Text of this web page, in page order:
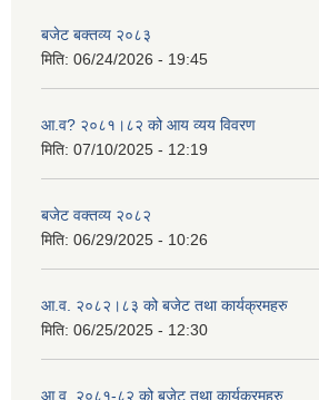
बजेट बक्तव्य २०८३
मिति: 06/24/2026 - 19:45
आ.व? २०८१।८२ को आय व्यय विवरण
मिति: 07/10/2025 - 12:19
बजेट वक्तव्य २०८२
मिति: 06/29/2025 - 10:26
आ.व. २०८२।८३ को बजेट तथा कार्यक्रमहरु
मिति: 06/25/2025 - 12:30
आ.व. २०८१-८२ को बजेट तथा कार्यक्रमहरु